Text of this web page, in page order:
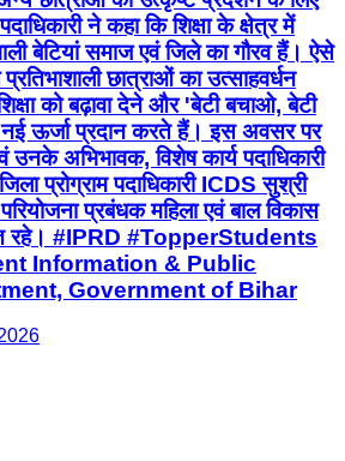
ने कहा कि शिक्षा के क्षेत्र में
बेटियां समाज एवं जिले का गौरव हैं। ऐसे
छात्राओं का उत्साहवर्धन
को बढ़ावा देने और 'बेटी बचाओ, बेटी
ऊर्जा प्रदान करते हैं। इस अवसर पर
उनके अभिभावक, विशेष कार्य पदाधिकारी
प्रोग्राम पदाधिकारी ICDS सुश्री
परियोजना प्रबंधक महिला एवं बाल विकास
रहे। #IPRD #TopperStudents
Information & Public
Government of Bihar